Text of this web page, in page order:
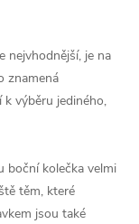
nejvhodnější, je na
znamená
výběru jediného,
boční kolečka velmi
těm, které
jsou také